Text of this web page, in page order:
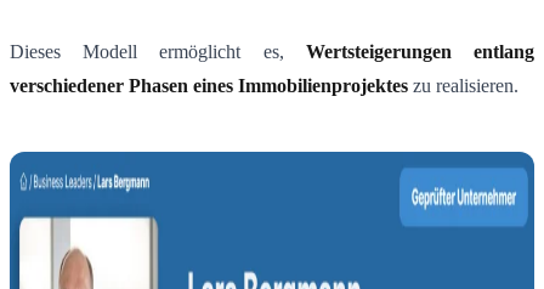
Dieses Modell ermöglicht es, Wertsteigerungen entlang
verschiedener Phasen eines Immobilienprojektes zu realisieren.